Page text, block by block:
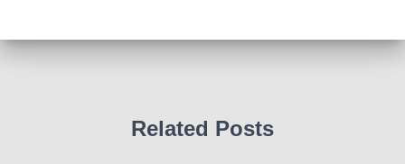
Related Posts